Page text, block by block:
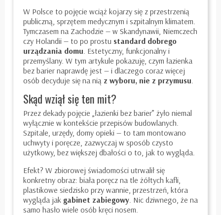
W Polsce to pojęcie wciąż kojarzy się z przestrzenią
publiczną, sprzętem medycznym i szpitalnym klimatem.
Tymczasem na Zachodzie — w Skandynawii, Niemczech
czy Holandii — to po prostu standard dobrego
urządzania domu . Estetyczny, funkcjonalny i
przemyślany. W tym artykule pokazuję, czym łazienka
bez barier naprawdę jest — i dlaczego coraz więcej
osób decyduje się na nią z wyboru, nie z przymusu
Skąd wziął się ten mit?
Przez dekady pojęcie „łazienki bez barier” żyło niemal
wyłącznie w kontekście przepisów budowlanych.
Szpitale, urzędy, domy opieki — to tam montowano
uchwyty i poręcze, zazwyczaj w sposób czysto
użytkowy, bez większej dbałości o to, jak to wygląda.
Efekt? W zbiorowej świadomości utrwalił się
konkretny obraz: biała poręcz na tle żółtych kafli,
plastikowe siedzisko przy wannie, przestrzeń, która
wygląda jak gabinet zabiegowy . Nic dziwnego, że na
samo hasło wiele osób kręci nosem.